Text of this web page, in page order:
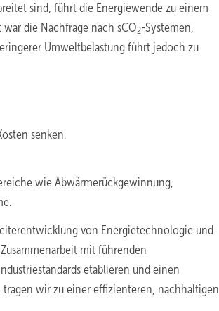
sind, führt die Energiewende zu einem
die Nachfrage nach sCO2-Systemen,
Umweltbelastung führt jedoch zu
senken.
wie Abwärmerückgewinnung,
von Energietechnologie und
mit führenden
etablieren und einen
wir zu einer effizienteren, nachhaltigen